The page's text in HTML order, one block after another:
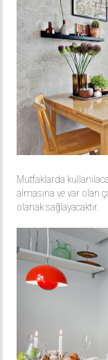
Mutfaklarda
almasına ve var olan
olanak sağlayacaktır.